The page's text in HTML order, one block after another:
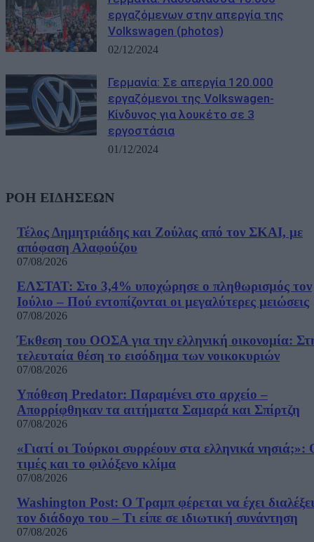
εργαζόμενων στην απεργία της
Volkswagen (photos)
02/12/2024
Γερμανία: Σε απεργία 120.000
εργαζόμενοι της Volkswagen-
Κίνδυνος για λουκέτο σε 3
εργοστάσια
01/12/2024
ΡΟΗ ΕΙΔΗΣΕΩΝ
Τέλος Δημητριάδης και Ζούλας από τον ΣΚΑΙ, με
απόφαση Αλαφούζου
07/08/2026
ΕΛΣΤΑΤ: Στο 3,4% υποχώρησε ο πληθωρισμός τον
Ιούλιο – Πού εντοπίζονται οι μεγαλύτερες μειώσεις
07/08/2026
Έκθεση του ΟΟΣΑ για την ελληνική οικονομία:
τελευταία θέση το εισόδημα των νοικοκυριών
07/08/2026
Υπόθεση Predator: Παραμένει στο αρχείο –
Απορρίφθηκαν τα αιτήματα Σαμαρά και Σπίρτζη
07/08/2026
«Γιατί οι Τούρκοι συρρέουν στα ελληνικά νησιά;»:
τιμές και το φιλόξενο κλίμα
07/08/2026
Washington Post: Ο Τραμπ φέρεται να έχει διαλέξει
τον διάδοχο του – Τι είπε σε ιδιωτική συνάντηση
07/08/2026